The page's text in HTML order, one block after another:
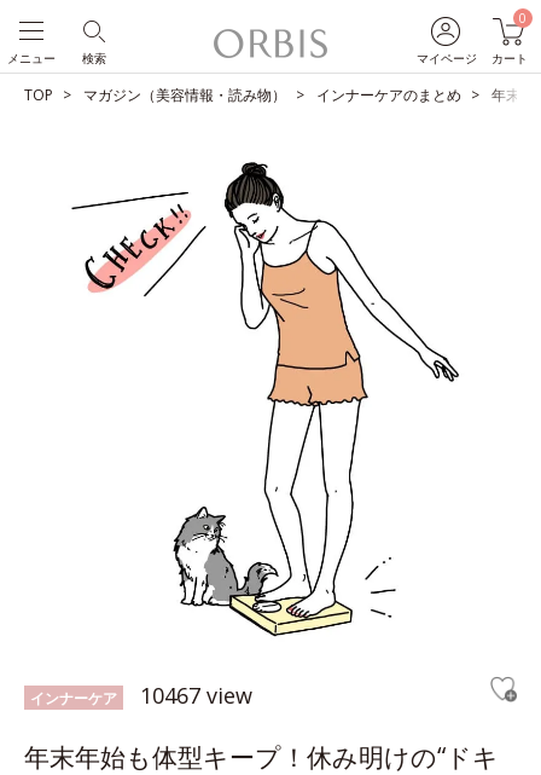
マイページ
0
カート
検索
メニュー
TOP マガジン（美容情報・読み物） インナーケアのまとめ 年末年
インナーケア 10467 view
年末年始も体型キープ！休み明けの“ドキ